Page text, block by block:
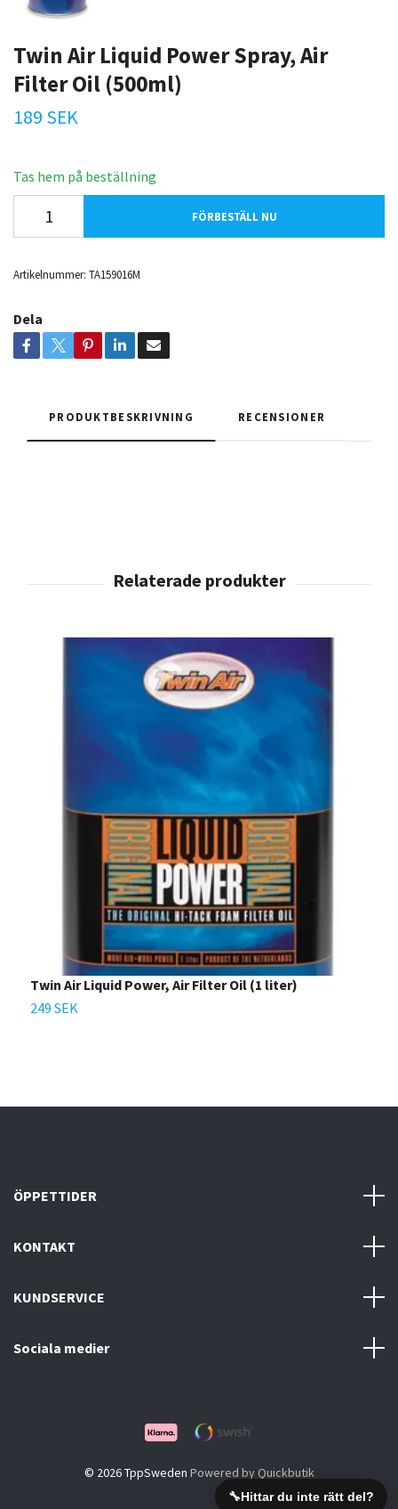
🔧Hittar du inte rätt del?
Twin Air Liquid Power Spray, Air
Filter Oil (500ml)
189 SEK
Tas hem på beställning
FÖRBESTÄLL NU
Artikelnummer: TA159016M
Dela
PRODUKTBESKRIVNING RECENSIONER
Twin Air Liquid Power, Air Filter Oil (1 liter)
249 SEK
ÖPPETTIDER
KONTAKT
KUNDSERVICE
Sociala medier
© 2026 TppSweden Powered by Quickbutik